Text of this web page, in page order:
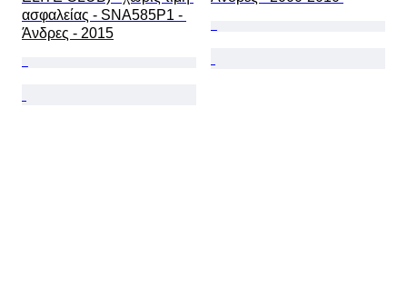
ασφαλείας - SNA585P1 -
Άνδρες - 2015